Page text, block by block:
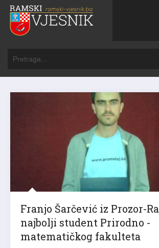
Franjo Šarčević iz Prozor-
najbolji student Prirodno -
matematičkog fakulteta